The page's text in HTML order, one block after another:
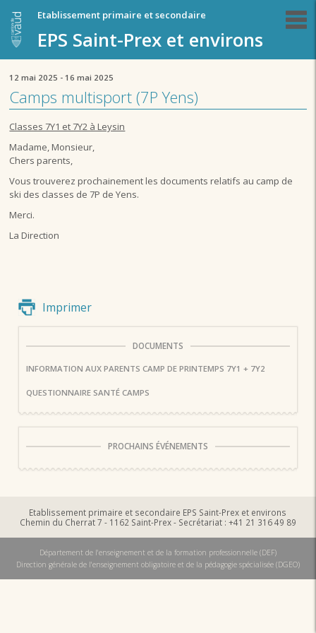
Etablissement primaire et secondaire
EPS Saint-Prex et environs
12 mai 2025 - 16 mai 2025
Camps multisport (7P Yens)
Classes 7Y1 et 7Y2 à Leysin
Madame, Monsieur,
Chers parents,
Vous trouverez prochainement les documents relatifs au camp de
ski des classes de 7P de Yens.
Merci.
La Direction
Imprimer
DOCUMENTS
INFORMATION AUX PARENTS CAMP DE PRINTEMPS 7Y1 + 7Y2
QUESTIONNAIRE SANTÉ CAMPS
PROCHAINS ÉVÉNEMENTS
Etablissement primaire et secondaire EPS Saint-Prex et environs
Chemin du Cherrat 7 - 1162 Saint-Prex - Secrétariat : +41 21 316 49 89
Département de l'enseignement et de la formation professionnelle (DEF)
Direction générale de l'enseignement obligatoire et de la pédagogie spécialisée (DGEO)